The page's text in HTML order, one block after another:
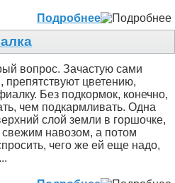
Подробнее
вопрос. Зачастую сами
препятствуют цветению,
Без подкормок, конечно,
чем подкармливать. Одна
слой земли в горшочке,
свежим навозом, а потом
чего же ей еще надо,